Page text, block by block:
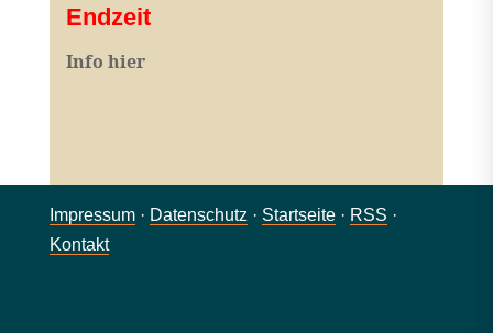
Endzeit
Info hier
Impressum· Datenschutz · Startseite· RSS ·
Kontakt